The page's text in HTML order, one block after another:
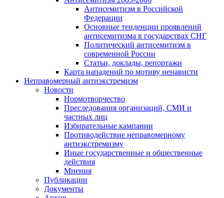
Антисемитизм в Российской
Федерации
Основные тенденции проявлений
антисемитизма в государствах СНГ
Политический антисемитизм в
современной России
Статьи, доклады, репортажи
Карта нападений по мотиву ненависти
Неправомерный антиэкстремизм
Новости
Нормотворчество
Преследования организаций, СМИ и
частных лиц
Избирательные кампании
Противодействие неправомерному
антиэкстремизму
Иные государственные и общественные
действия
Мнения
Публикации
Документы